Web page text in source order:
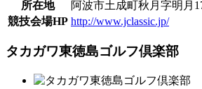
所在地
阿波市土成町秋月字明月
競技会場HP http://www.jclassic.jp/
タカガワ東徳島ゴルフ倶楽部